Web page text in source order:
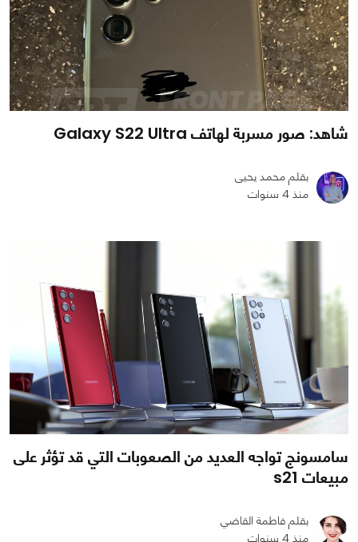
1986
0
شاهد: صور مسربة لهاتف Galaxy S22 Ultra
بقلم محمد يحيى
منذ 4 سنوات
سامسونج تواجه العديد من الصعوبات التي قد تؤثر على
مبيعات s21
بقلم فاطمة القاضي
منذ 4 سنوات